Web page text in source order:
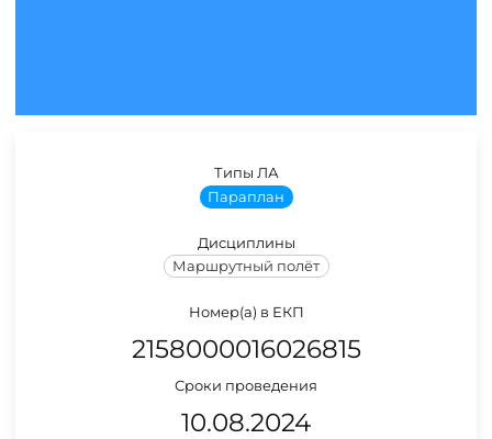
Типы ЛА
Параплан
Дисциплины
Маршрутный полёт
Номер(а) в ЕКП
2158000016026815
Сроки проведения
10.08.2024